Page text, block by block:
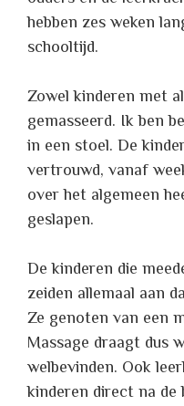
hebben zes weken
schooltijd.
Zowel kinderen met
gemasseerd. Ik ben
in een stoel. De
vertrouwd, vanaf
over het algemeen
geslapen.
De kinderen die
zeiden allemaal aan
Ze genoten van een
Massage draagt dus
welbevinden. Ook
kinderen direct na de